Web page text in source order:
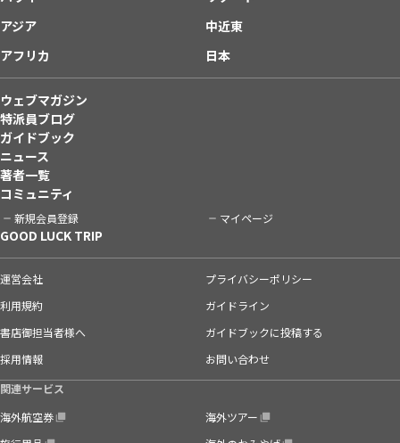
アジア
中近東
アフリカ
日本
ウェブマガジン
特派員ブログ
ガイドブック
ニュース
著者一覧
コミュニティ
新規会員登録 マイページ
GOOD LUCK TRIP
運営会社
プライバシーポリシー
利用規約
ガイドライン
書店御担当者様へ
ガイドブックに投稿する
採用情報
お問い合わせ
関連サービス
海外航空券
海外ツアー